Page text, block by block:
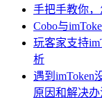
手把手教你
Cobo与
玩客家支持
析
遇到imToken
原因和解决办